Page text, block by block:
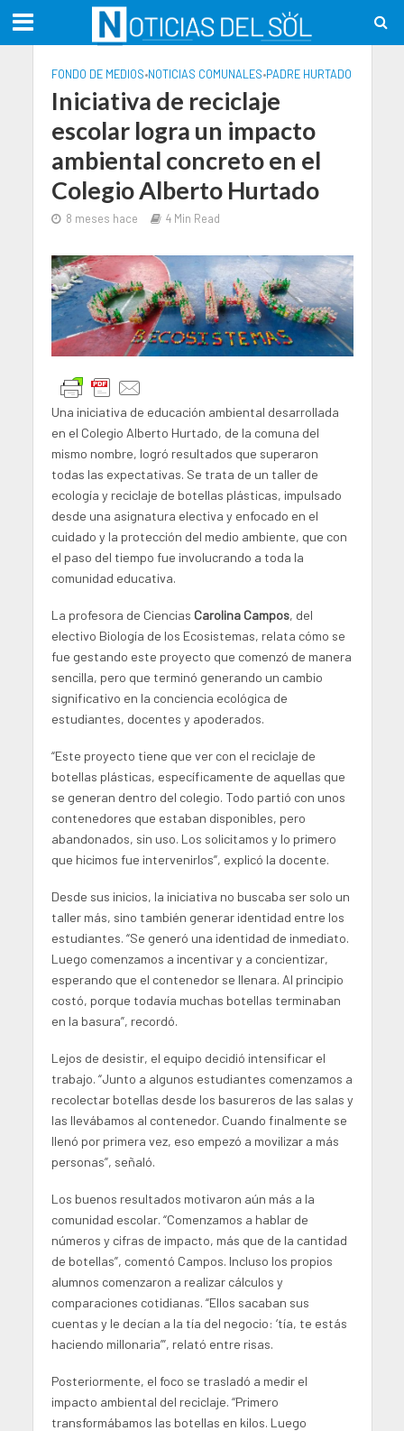
FONDO DE MEDIOS•NOTICIAS COMUNALES•PADRE HURTADO
Iniciativa de reciclaje
escolar logra un impacto
ambiental concreto en el
Colegio Alberto Hurtado
8 meses hace 4 Min Read
Una iniciativa de educación ambiental desarrollada
en el Colegio Alberto Hurtado, de la comuna del
mismo nombre, logró resultados que superaron
todas las expectativas. Se trata de un taller de
ecología y reciclaje de botellas plásticas, impulsado
desde una asignatura electiva y enfocado en el
cuidado y la protección del medio ambiente, que con
el paso del tiempo fue involucrando a toda la
comunidad educativa.
La profesora de Ciencias Carolina Campos, del
electivo Biología de los Ecosistemas, relata cómo se
fue gestando este proyecto que comenzó de manera
sencilla, pero que terminó generando un cambio
significativo en la conciencia ecológica de
estudiantes, docentes y apoderados.
“Este proyecto tiene que ver con el reciclaje de
botellas plásticas, específicamente de aquellas que
se generan dentro del colegio. Todo partió con unos
contenedores que estaban disponibles, pero
abandonados, sin uso. Los solicitamos y lo primero
que hicimos fue intervenirlos”, explicó la docente.
Desde sus inicios, la iniciativa no buscaba ser solo un
taller más, sino también generar identidad entre los
estudiantes. “Se generó una identidad de inmediato.
Luego comenzamos a incentivar y a concientizar,
esperando que el contenedor se llenara. Al principio
costó, porque todavía muchas botellas terminaban
en la basura”, recordó.
Lejos de desistir, el equipo decidió intensificar el
trabajo. “Junto a algunos estudiantes comenzamos a
recolectar botellas desde los basureros de las salas y
las llevábamos al contenedor. Cuando finalmente se
llenó por primera vez, eso empezó a movilizar a más
personas”, señaló.
Los buenos resultados motivaron aún más a la
comunidad escolar. “Comenzamos a hablar de
números y cifras de impacto, más que de la cantidad
de botellas”, comentó Campos. Incluso los propios
alumnos comenzaron a realizar cálculos y
comparaciones cotidianas. “Ellos sacaban sus
cuentas y le decían a la tía del negocio: ‘tía, te estás
haciendo millonaria’”, relató entre risas.
Posteriormente, el foco se trasladó a medir el
impacto ambiental del reciclaje. “Primero
transformábamos las botellas en kilos. Luego